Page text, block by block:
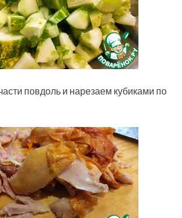
повдоль и нарезаем кубиками по